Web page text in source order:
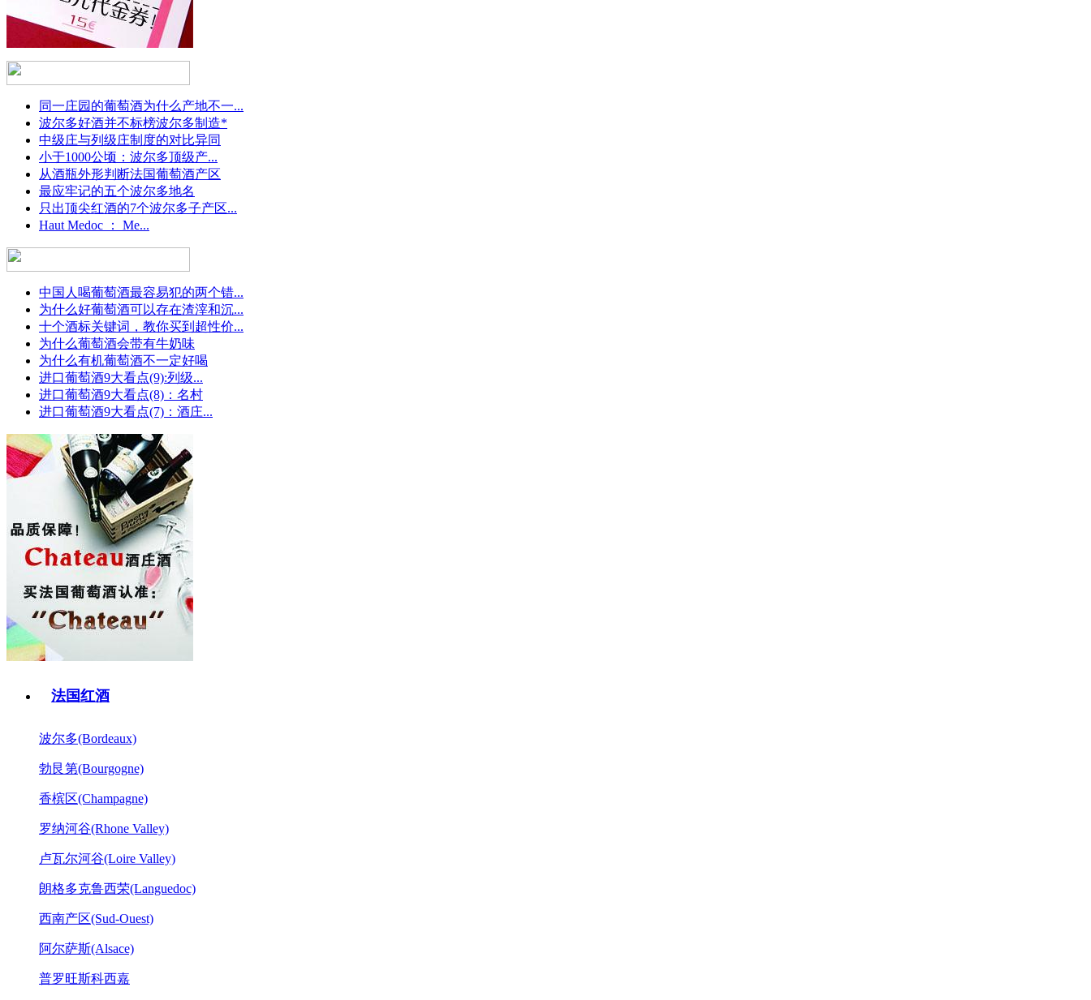
同一庄园的葡萄酒为什么产地不一...
波尔多好酒并不标榜波尔多制造*
中级庄与列级庄制度的对比异同
小于1000公顷：波尔多顶级产...
从酒瓶外形判断法国葡萄酒产区
最应牢记的五个波尔多地名
只出顶尖红酒的7个波尔多子产区...
Haut Medoc ： Me...
中国人喝葡萄酒最容易犯的两个错...
为什么好葡萄酒可以存在渣滓和沉...
十个酒标关键词，教你买到超性价...
为什么葡萄酒会带有牛奶味
为什么有机葡萄酒不一定好喝
进口葡萄酒9大看点(9):列级...
进口葡萄酒9大看点(8)：名村
进口葡萄酒9大看点(7)：酒庄...
法国红酒
波尔多(Bordeaux)
勃艮第(Bourgogne)
香槟区(Champagne)
罗纳河谷(Rhone Valley)
卢瓦尔河谷(Loire Valley)
朗格多克鲁西荣(Languedoc)
西南产区(Sud-Ouest)
阿尔萨斯(Alsace)
普罗旺斯科西嘉